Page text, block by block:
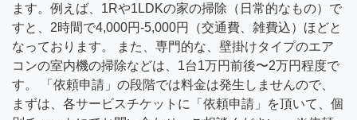
ます。例えば、1Rや1LDKの家の掃除（日常的なもの）で
すと、2時間で4,000円-5,000円（交通費、雑費込）ほどと
なっております。 また、専門的な、壁掛けタイプのエア
コンの室内機の掃除などは、1台1万円前後〜2万円程度で
す。 「依頼申請」の段階では料金は発生しませんので、
まずは、各サービスチケットに「依頼申請」を頂いて、個